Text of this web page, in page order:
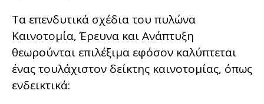
Τα επενδυτικά σχέδια του πυλώνα
Καινοτομία, Έρευνα και Ανάπτυξη
θεωρούνται επιλέξιμα εφόσον καλύπτεται
ένας τουλάχιστον δείκτης καινοτομίας, όπως
ενδεικτικά: